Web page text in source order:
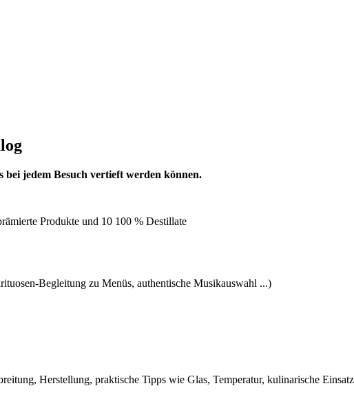
jedem Besuch vertieft werden können.
Produkte und 10 100 % Destillate
Begleitung zu Menüs, authentische Musikauswahl ...)
Herstellung, praktische Tipps wie Glas, Temperatur, kulinarische